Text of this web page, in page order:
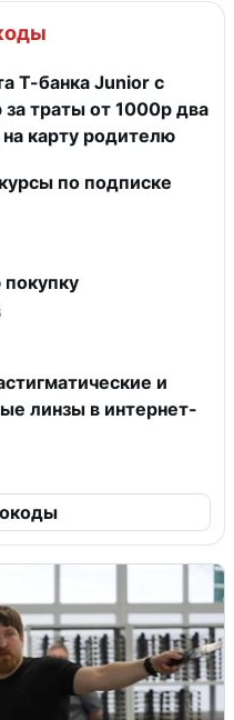
Т-банка Junior с
траты от 1000р два
карту родителю
по подписке
покупку
и
линзы в интернет-